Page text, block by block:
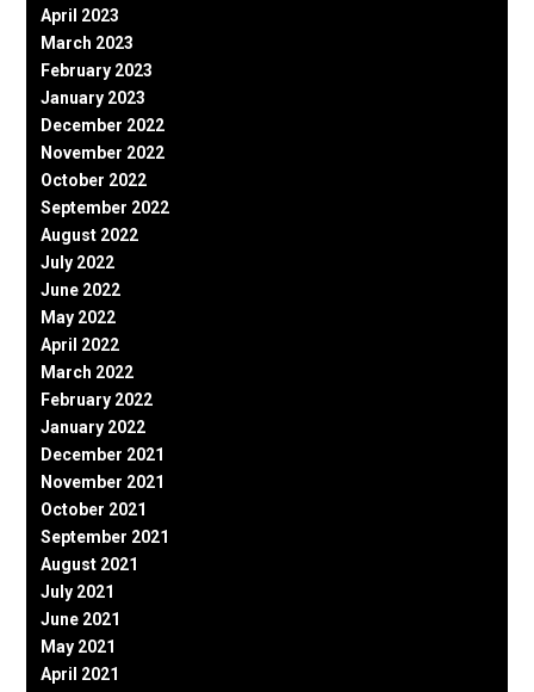
April 2023
March 2023
February 2023
January 2023
December 2022
November 2022
October 2022
September 2022
August 2022
July 2022
June 2022
May 2022
April 2022
March 2022
February 2022
January 2022
December 2021
November 2021
October 2021
September 2021
August 2021
July 2021
June 2021
May 2021
April 2021